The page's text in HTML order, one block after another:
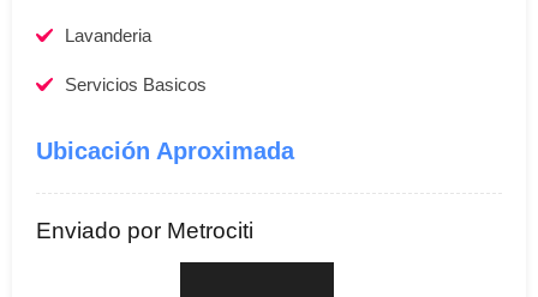
Lavanderia
Servicios Basicos
Ubicación Aproximada
Enviado por Metrociti